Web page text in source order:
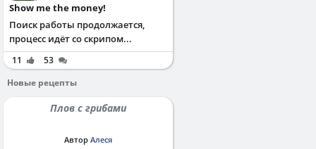
Show me the money!
Поиск работы продолжается,
процесс идёт со скрипом...
11
53
Новые рецепты
Плов с грибами
Автор Алеся